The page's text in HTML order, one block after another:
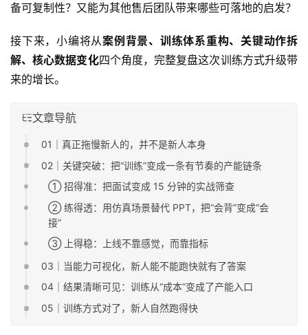
备可复制性？又能为其他售后团队带来哪些可落地的启发？
接下来，小编将从案例 背景、训练体系重构、关键动作拆
解、核心数据变化四个角度，完整复盘这次训练方式升级带
来的增长。
文章导航
01｜真正拖慢新人的，并不是新人本身
02｜关键突破：把“训练”变成一条有节奏的产能链条
① 招得准：把面试变成 15 分钟的实战筛查
② 练得透：用仿真场景替代 PPT，把“会背”变成“会
接”
③ 上得稳：上线不靠感觉，而靠指标
03｜当能力可视化，新人能不能跑快就有了答案
04｜结果清晰可见：训练从“成本”变成了产能入口
05｜训练方式对了，新人自然跑得快